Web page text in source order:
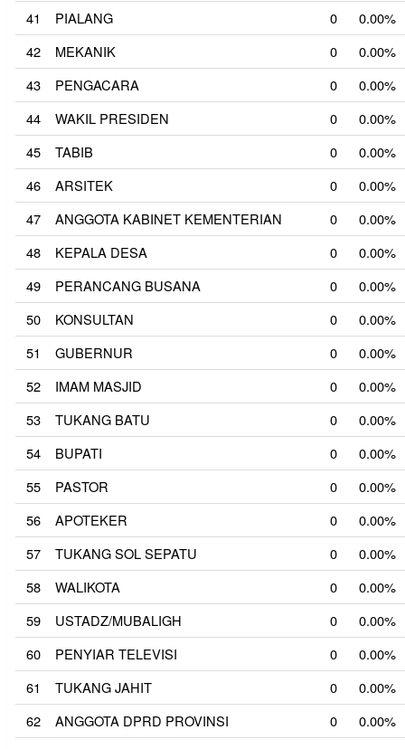
41
PIALANG 0
0.00%
42
MEKANIK 0
0.00%
43
PENGACARA 0
0.00%
44
WAKIL PRESIDEN 0
0.00%
45
TABIB 0
0.00%
46
ARSITEK 0
0.00%
47
ANGGOTA KABINET KEMENTERIAN 0
0.00%
48
KEPALA DESA 0
0.00%
49
PERANCANG BUSANA 0
0.00%
50
KONSULTAN 0
0.00%
51
GUBERNUR 0
0.00%
52
IMAM MASJID 0
0.00%
53
TUKANG BATU 0
0.00%
54
BUPATI 0
0.00%
55
PASTOR 0
0.00%
56
APOTEKER 0
0.00%
57
TUKANG SOL SEPATU 0
0.00%
58
WALIKOTA 0
0.00%
59
USTADZ/MUBALIGH 0
0.00%
60
PENYIAR TELEVISI 0
0.00%
61
TUKANG JAHIT 0
0.00%
62
ANGGOTA DPRD PROVINSI 0
0.00%